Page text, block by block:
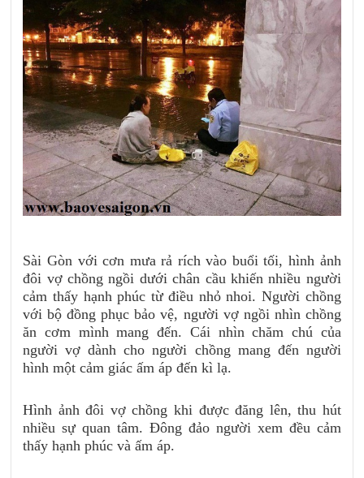
Sài Gòn với cơn mưa rả rích vào buổi tối, hình ảnh
đôi vợ chồng ngồi dưới chân cầu khiến nhiều người
cảm thấy hạnh phúc từ điều nhỏ nhoi. Người chồng
với bộ đồng phục bảo vệ, người vợ ngồi nhìn chồng
ăn cơm mình mang đến. Cái nhìn chăm chú của
người vợ dành cho người chồng mang đến người
hình một cảm giác ấm áp đến kì lạ.
Hình ảnh đôi vợ chồng khi được đăng lên, thu hút
nhiều sự quan tâm. Đông đảo người xem đều cảm
thấy hạnh phúc và ấm áp.